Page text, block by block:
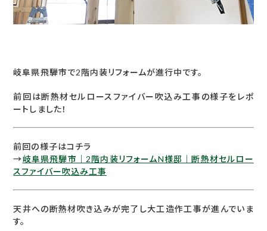
岐阜県飛騨市で2階内装リフォームが進行中です。
前回は断熱材セルロースファイバー吹込み工事の様子をレポ
ートしました！
前回の様子はコチラ
→岐阜県飛騨市｜2階内装リフォームN様邸｜断熱材セルロー
スファイバー吹込み工事
天井への断熱材吹き込みが完了し大工造作工事が進んでいま
す。